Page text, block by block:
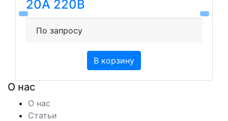
20А 220В
По запросу
В корзину
О нас
О нас
Статьи